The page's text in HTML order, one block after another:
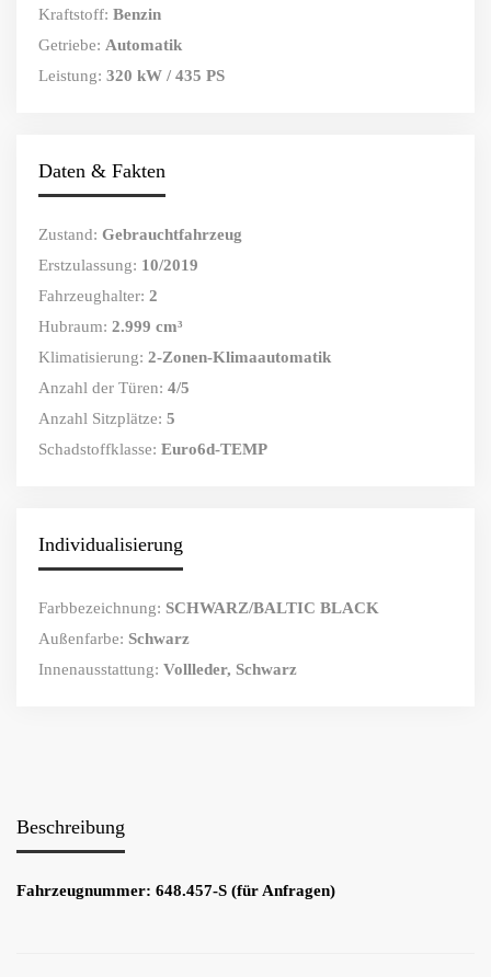
Kraftstoff: Benzin
Getriebe: Automatik
Leistung: 320 kW / 435 PS
Daten & Fakten
Zustand: Gebrauchtfahrzeug
Erstzulassung: 10/2019
Fahrzeughalter: 2
Hubraum: 2.999 cm³
Klimatisierung: 2-Zonen-Klimaautomatik
Anzahl der Türen: 4/5
Anzahl Sitzplätze: 5
Schadstoffklasse: Euro6d-TEMP
Individualisierung
Farbbezeichnung: SCHWARZ/BALTIC BLACK
Außenfarbe: Schwarz
Innenausstattung: Vollleder, Schwarz
Beschreibung
Fahrzeugnummer: 648.457-S (für Anfragen)